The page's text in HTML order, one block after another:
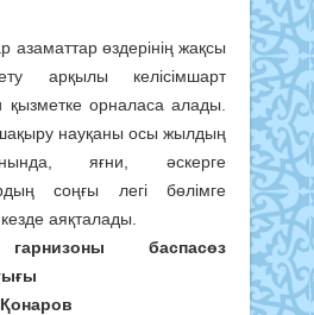
азаматтар өздерінің жақсы
арқылы келісімшарт
орналаса алады.
науқаны осы жылдың
яғни, әскерге
соңғы легі бөлімге
аяқталады.
баспасөз